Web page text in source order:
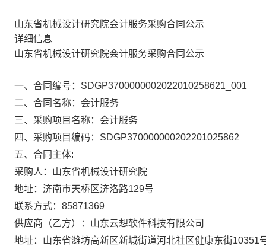
山东省机械设计研究院会计服务采购合同公示
详细信息
山东省机械设计研究院会计服务采购合同公示
一、合同编号：SDGP3700000002022010258621_001
二、合同名称：会计服务
三、采购项目名称：会计服务
四、采购项目编码：SDGP370000000202201025862
五、合同主体:
采购人：山东省机械设计研究院
地址：济南市天桥区济洛路129号
联系方式：85871369
供应商（乙方）：山东云想软件科技有限公司
地址：山东省潍坊高新区新城街道河北社区健康东街10351